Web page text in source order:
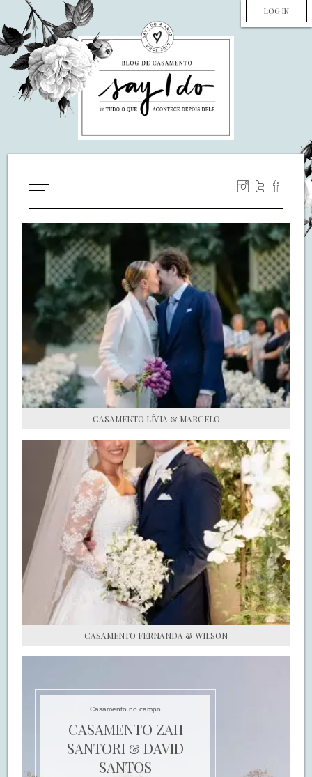
LOG IN
WILL YOU MARRY ME?
LUA DE MEL
COZINHA
DECORAÇÃO
DE NOIVA PRA NOIVA
S.O.S CASADAS
FALE COM O SAY I DO
CASAMENTO LÍVIA & MARCELO
CASAMENTO FERNANDA & WILSON
Casamento no campo
CASAMENTO ZAH
SANTORI & DAVID
SANTOS